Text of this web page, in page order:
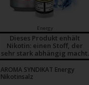
Energy
Dieses Produkt enhält
Nikotin: einen Stoff, der
sehr stark abhängig macht.
AROMA SYNDIKAT Energy
Nikotinsalz